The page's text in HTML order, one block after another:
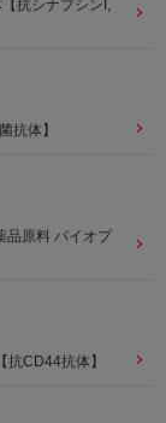
抗シナプシンI,
抗体】
品原料 バイオプ
CD44抗体】